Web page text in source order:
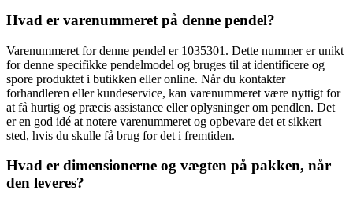
Hvad er varenummeret på denne pendel?
Varenummeret for denne pendel er 1035301. Dette nummer er unikt
for denne specifikke pendelmodel og bruges til at identificere og
spore produktet i butikken eller online. Når du kontakter
forhandleren eller kundeservice, kan varenummeret være nyttigt for
at få hurtig og præcis assistance eller oplysninger om pendlen. Det
er en god idé at notere varenummeret og opbevare det et sikkert
sted, hvis du skulle få brug for det i fremtiden.
Hvad er dimensionerne og vægten på pakken, når
den leveres?